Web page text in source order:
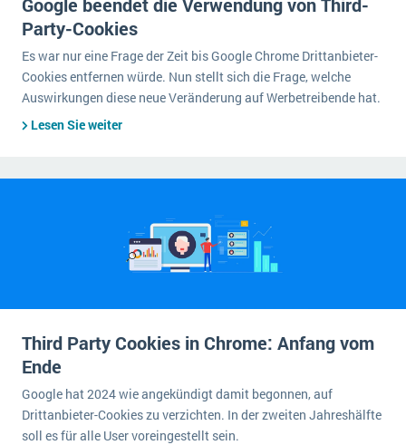
Party-Cookies
Es war nur eine Frage der Zeit bis Google Chrome Drittanbieter-
Cookies entfernen würde. Nun stellt sich die Frage, welche
Auswirkungen diese neue Veränderung auf Werbetreibende hat.
Lesen Sie weiter
Third Party Cookies in Chrome: Anfang vom
Ende
Google hat 2024 wie angekündigt damit begonnen, auf
Drittanbieter-Cookies zu verzichten. In der zweiten Jahreshälfte
soll es für alle User voreingestellt sein.